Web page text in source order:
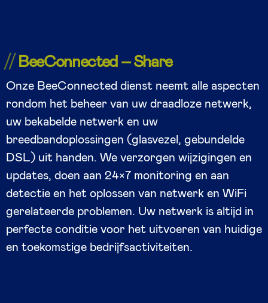
BeeConnected – Share
Onze BeeConnected dienst neemt alle aspecten
rondom het beheer van uw draadloze netwerk,
uw bekabelde netwerk en uw
breedbandoplossingen (glasvezel, gebundelde
DSL) uit handen. We verzorgen wijzigingen en
updates, doen aan 24×7 monitoring en aan
detectie en het oplossen van netwerk en WiFi
gerelateerde problemen. Uw netwerk is altijd in
perfecte conditie voor het uitvoeren van huidige
en toekomstige bedrijfsactiviteiten.